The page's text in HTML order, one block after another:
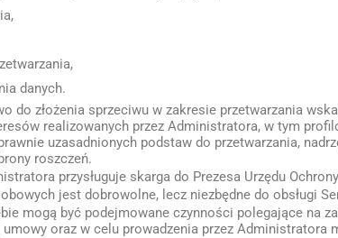
danych.
do złożenia sprzeciwu w zakresie przetwarzania
realizowanych przez Administratora, w tym
uzasadnionych podstaw do przetwarzania,
roszczeń.
przysługuje skarga do Prezesa Urzędu
jest dobrowolne, lecz niezbędne do obsługi
mogą być podejmowane czynności polegające na
oraz w celu prowadzenia przez Administratora